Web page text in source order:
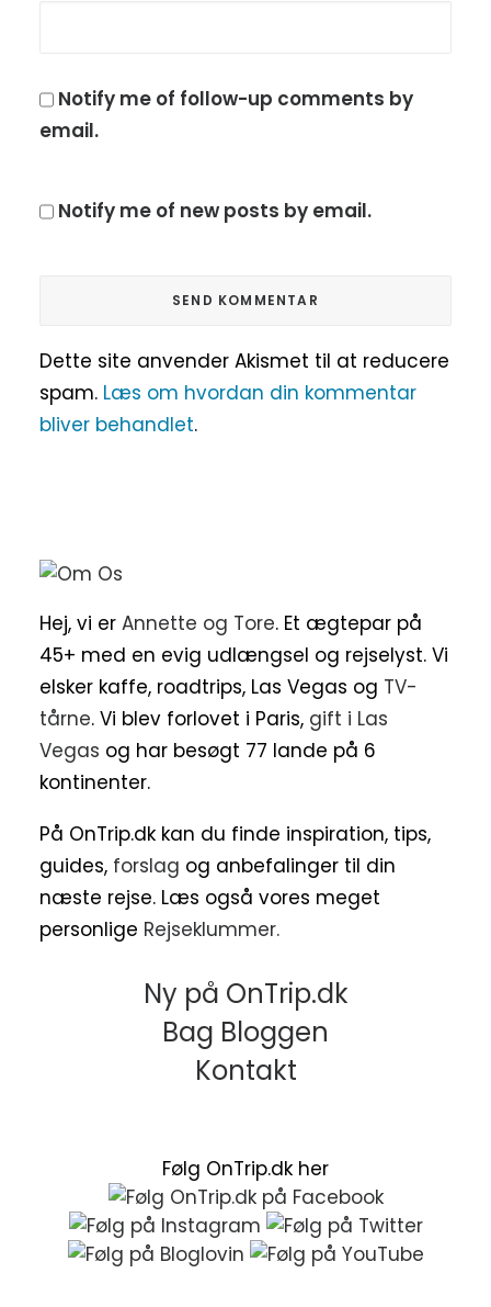
Notify me of follow-up comments by
email.
Notify me of new posts by email.
Dette site anvender Akismet til at reducere
spam. Læs om hvordan din kommentar
bliver behandlet.
Hej, vi er Annette og Tore. Et ægtepar på
45+ med en evig udlængsel og rejselyst. Vi
elsker kaffe, roadtrips, Las Vegas og TV-
tårne. Vi blev forlovet i Paris, gift i Las
Vegas og har besøgt 77 lande på 6
kontinenter.
På OnTrip.dk kan du finde inspiration, tips,
guides, forslag og anbefalinger til din
næste rejse. Læs også vores meget
personlige Rejseklummer.
Ny på OnTrip.dk
Bag Bloggen
Kontakt
Følg OnTrip.dk her